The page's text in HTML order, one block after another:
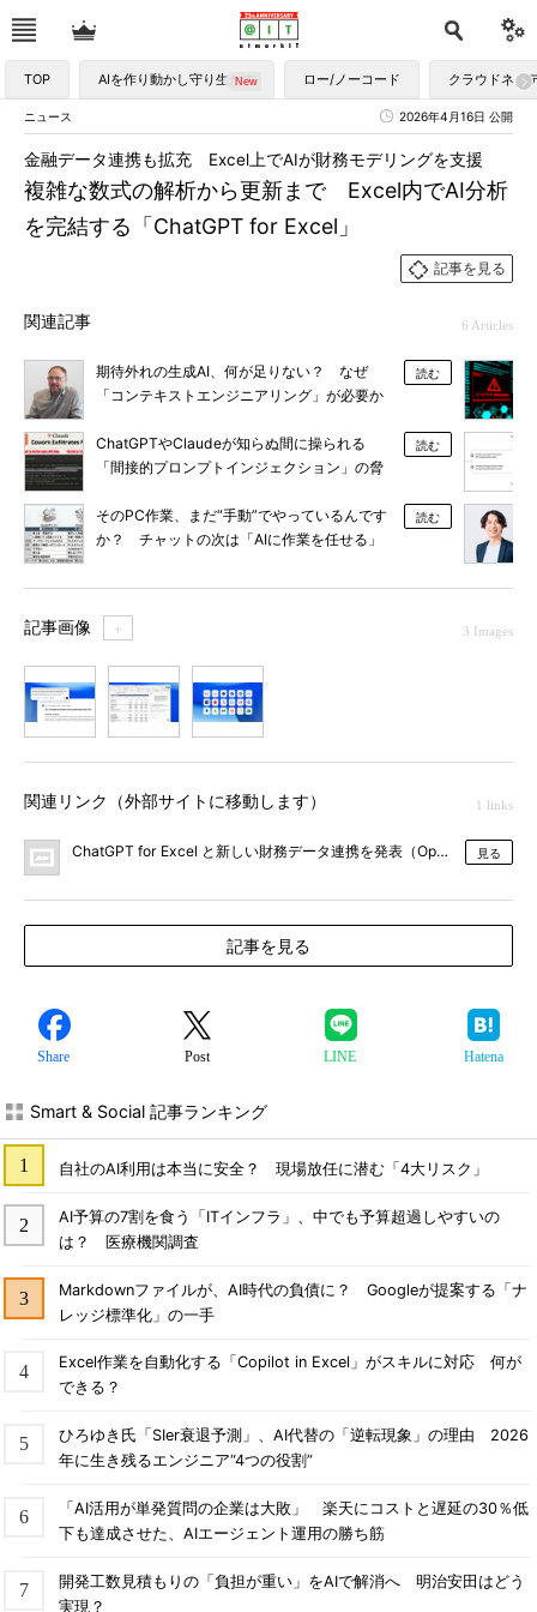
TOP AIを作り動かし守り生かす ロー/ノーコード クラウドネイ
ニュース 2026年4月16日 公開
複雑な数式の解析から更新まで Excel内でAI分析
を完結する「ChatGPT for Excel」
金融データ連携も拡充 Excel上でAIが財務モデリングを支援
記事を見る
関連記事 6 Articles
期待外れの生成AI、何が足りない？ なぜ
「コンテキストエンジニアリング」が必要か
読む
ChatGPTやClaudeが知らぬ間に操られる
「間接的プロンプトインジェクション」の脅
読む
そのPC作業、まだ“手動”でやっているんです
か？ チャットの次は「AIに作業を任せる」
読む
記事画像 ＋ 3 Images
関連リンク（外部サイトに移動します） 1 links
ChatGPT for Excel と新しい財務データ連携を発表（OpenAI）見る
記事を見る
Share Post LINE Hatena
Smart & Social 記事ランキング
自社のAI利用は本当に安全？ 現場放任に潜む「4大リスク」
AI予算の7割を食う「ITインフラ」、中でも予算超過しやすいの
は？ 医療機関調査
Markdownファイルが、AI時代の負債に？ Googleが提案する「ナ
レッジ標準化」の一手
Excel作業を自動化する「Copilot in Excel」がスキルに対応 何が
できる？
ひろゆき氏「SIer衰退予測」、AI代替の「逆転現象」の理由 2026
年に生き残るエンジニア“4つの役割”
「AI活用が単発質問の企業は大敗」 楽天にコストと遅延の30％低
下も達成させた、AIエージェント運用の勝ち筋
開発工数見積もりの「負担が重い」をAIで解消へ 明治安田はどう
実現？